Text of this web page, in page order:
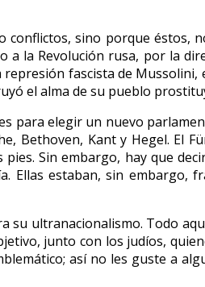
sino porque éstos,
la Revolución rusa, por la
fascista de
el alma de su pueblo
para elegir un nuevo
Bethoven, Kant y Hegel. El
Sin embargo, hay que
Ellas estaban, sin
su ultranacionalismo. Todo
junto con los judíos,
así no les guste a